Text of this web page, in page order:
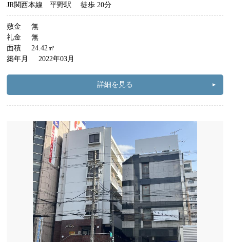
JR関西本線 平野駅 徒歩 20分
敷金
無
礼金
無
面積
24.42㎡
築年月
2022年03月
詳細を見る